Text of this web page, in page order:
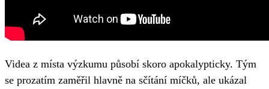
Videa z místa výzkumu působí skoro apokalypticky. Tým
se prozatím zaměřil hlavně na sčítání míčků, ale ukázal